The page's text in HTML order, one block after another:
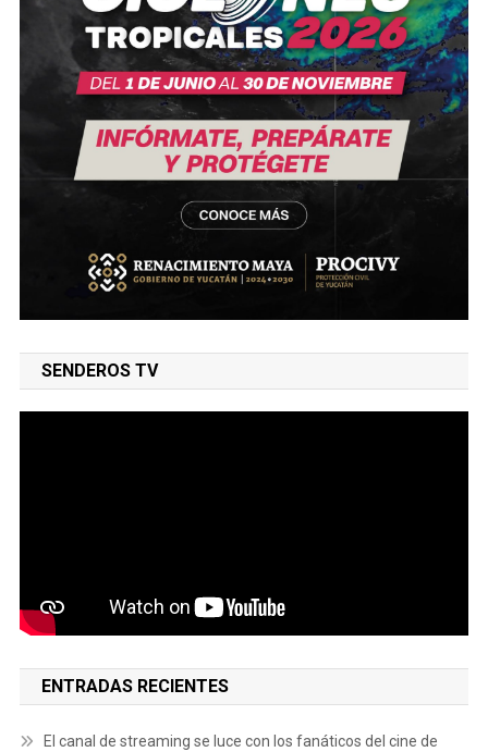
SENDEROS TV
ENTRADAS RECIENTES
El canal de streaming se luce con los fanáticos del cine de